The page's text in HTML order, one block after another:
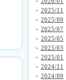
2025/11
2025/09
2025/07
2025/05
2025/03
2025/01
2024/11
2024/09